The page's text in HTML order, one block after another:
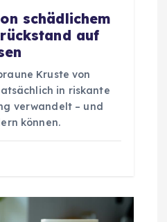
schädlichem
auf
Kruste von
in riskante
verwandelt – und
können.